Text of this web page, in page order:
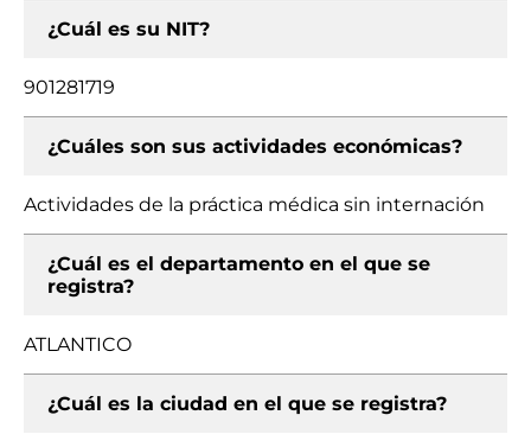
¿Cuál es su NIT?
901281719
¿Cuáles son sus actividades económicas?
Actividades de la práctica médica sin internación
¿Cuál es el departamento en el que se
registra?
ATLANTICO
¿Cuál es la ciudad en el que se registra?